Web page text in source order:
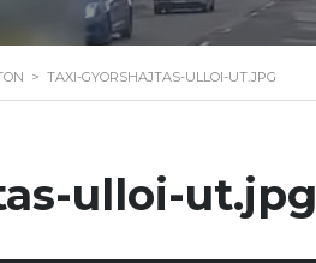
> TAXI-GYORSHAJTAS-ULLOI-UT.JPG
ulloi-ut.jpg